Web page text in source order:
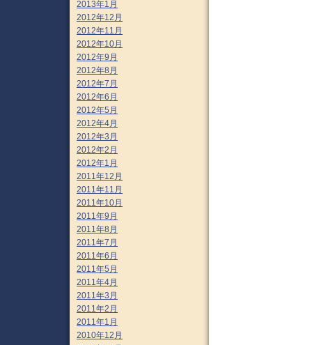
2013年1月
2012年12月
2012年11月
2012年10月
2012年9月
2012年8月
2012年7月
2012年6月
2012年5月
2012年4月
2012年3月
2012年2月
2012年1月
2011年12月
2011年11月
2011年10月
2011年9月
2011年8月
2011年7月
2011年6月
2011年5月
2011年4月
2011年3月
2011年2月
2011年1月
2010年12月